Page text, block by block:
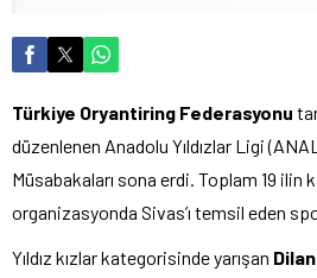
Türkiye Oryantiring Federasyonu
düzenlenen Anadolu Yıldızlar Ligi
Müsabakaları sona erdi. Toplam 19 ilin
organizasyonda Sivas’ı temsil eden
Yıldız kızlar kategorisinde yarışan